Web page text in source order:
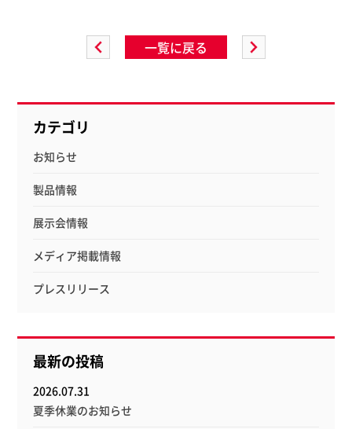
一覧に戻る
カテゴリ
お知らせ
製品情報
展示会情報
メディア掲載情報
プレスリリース
最新の投稿
2026.07.31
夏季休業のお知らせ